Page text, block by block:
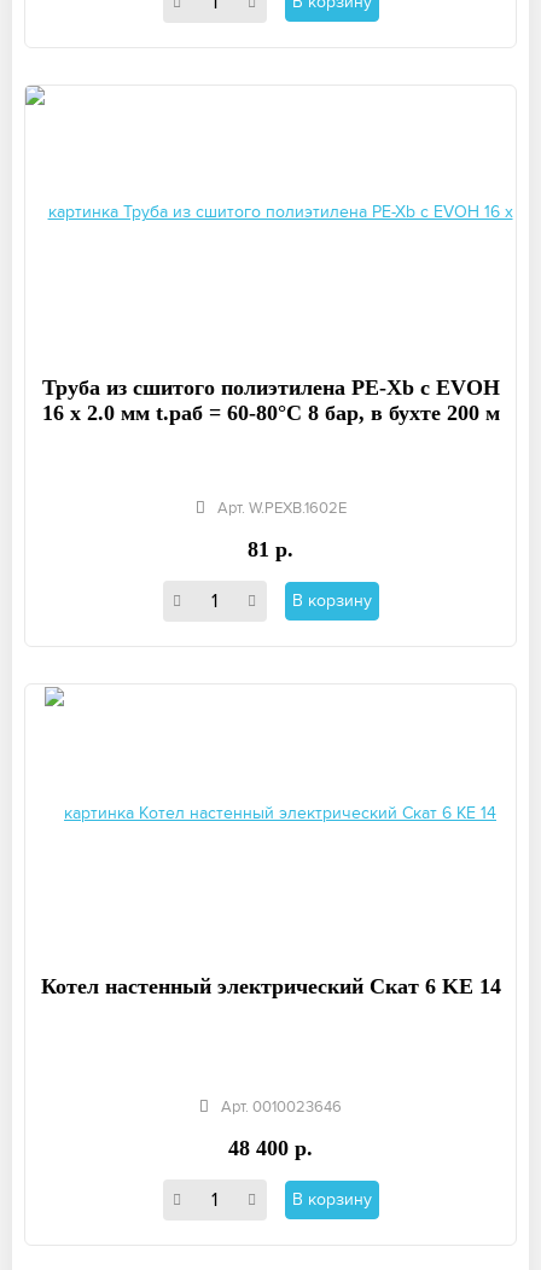
Труба из сшитого полиэтилена PE-Xb с EVOH
16 x 2.0 мм t.раб = 60-80°C 8 бар, в бухте 200 м
Арт. W.PEXB.1602E
81 р.
В корзину
Котел настенный электрический Скат 6 KE 14
Арт. 0010023646
48 400 р.
В корзину